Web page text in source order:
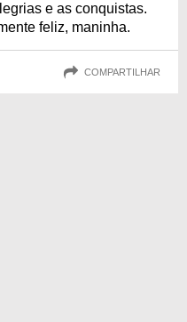
e as conquistas.
feliz, maninha.
COMPARTILHAR